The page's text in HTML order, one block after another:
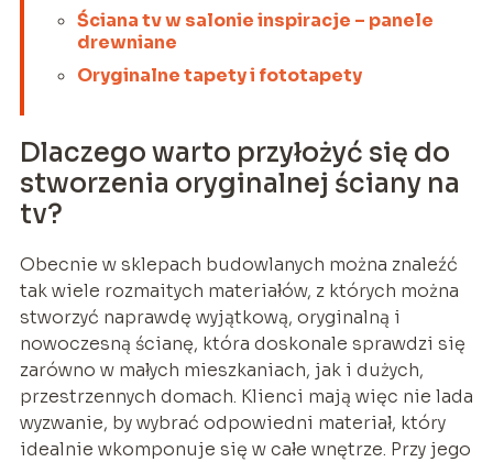
Ściana tv w salonie inspiracje – panele
drewniane
Oryginalne tapety i fototapety
Dlaczego warto przyłożyć się do
stworzenia oryginalnej ściany na
tv?
Obecnie w sklepach budowlanych można znaleźć
tak wiele rozmaitych materiałów, z których można
stworzyć naprawdę wyjątkową, oryginalną i
nowoczesną ścianę, która doskonale sprawdzi się
zarówno w małych mieszkaniach, jak i dużych,
przestrzennych domach. Klienci mają więc nie lada
wyzwanie, by wybrać odpowiedni materiał, który
idealnie wkomponuje się w całe wnętrze. Przy jego